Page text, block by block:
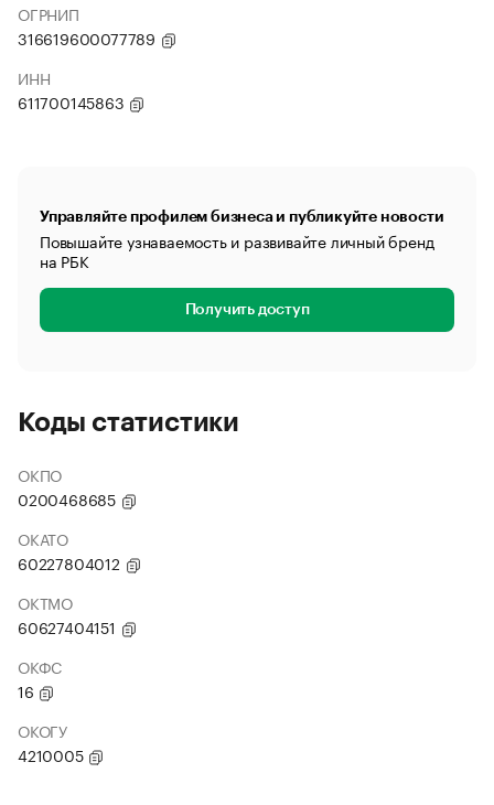
ОГРНИП
316619600077789
ИНН
611700145863
Управляйте профилем бизнеса и публикуйте новости
Повышайте узнаваемость и развивайте личный бренд
на РБК
Получить доступ
Коды статистики
ОКПО
0200468685
ОКАТО
60227804012
ОКТМО
60627404151
ОКФС
16
ОКОГУ
4210005